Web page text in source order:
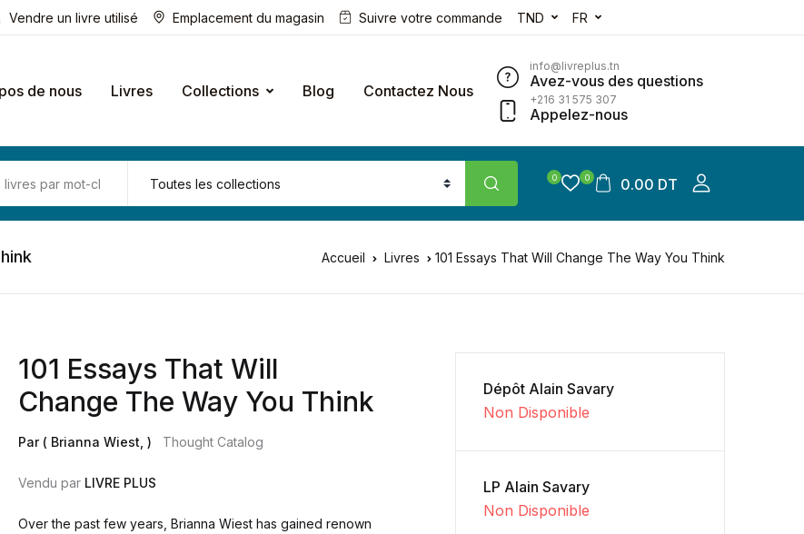
Vendre un livre utilisé Emplacement du magasin Suivre votre commande TND FR
de nous Livres Collections Blog Contactez Nous
info@livreplus.tn
Avez-vous des questions
+216 31 575 307
Appelez-nous
0 0 0.00 DT
Accueil Livres 101 Essays That Will Change The Way You Think
101 Essays That Will
Change The Way You Think
Par ( Brianna Wiest, ) Thought Catalog
Vendu par LIVRE PLUS
Over the past few years, Brianna Wiest has gained renown
Dépôt Alain Savary
Non Disponible
LP Alain Savary
Non Disponible